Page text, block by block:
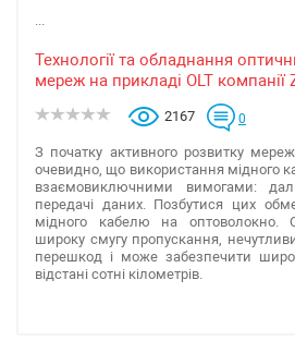
...
Технології та обладнання
мереж на прикладі OLT компанії
2167 0
З початку активного розвитку
очевидно, що використання мідного
взаємовиключними вимогами:
передачі даних. Позбутися цих
мідного кабелю на оптоволокно.
широку смугу пропускання,
перешкод і може забезпечити
відстані сотні кілометрів.